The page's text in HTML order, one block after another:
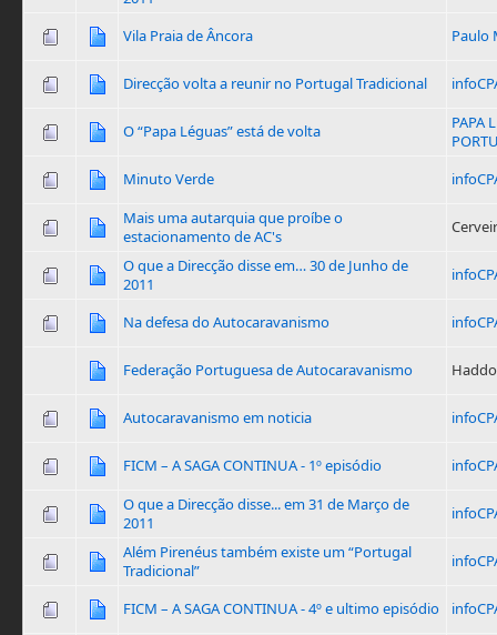
Vila Praia de Âncora
Paulo
Direcção volta a reunir no Portugal Tradicional
O “Papa Léguas” está de volta
PAPA
Minuto Verde
Mais uma autarquia que proíbe o
estacionamento de AC's
O que a Direcção disse em… 30 de Junho de
2011
Na defesa do Autocaravanismo
Federação Portuguesa de Autocaravanismo
Autocaravanismo em noticia
FICM – A SAGA CONTINUA - 1º episódio
O que a Direcção disse... em 31 de Março de
2011
Além Pirenéus também existe um “Portugal
Tradicional”
FICM – A SAGA CONTINUA - 4º e ultimo episódio